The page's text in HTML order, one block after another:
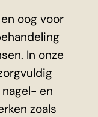
oog voor
In onze
en
zoals